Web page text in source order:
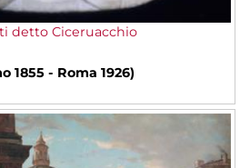
detto Ciceruacchio
1855 - Roma 1926)